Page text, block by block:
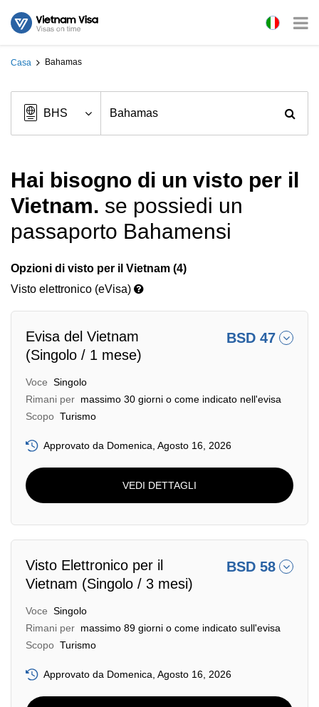
Casa Bahamas
Hai bisogno di un visto per il
Vietnam. se possiedi un
passaporto Bahamensi
Opzioni di visto per il Vietnam (4)
Visto elettronico (eVisa)
Evisa del Vietnam
(Singolo / 1 mese)
BSD 47
Voce Singolo
Rimani per massimo 30 giorni o come indicato nell'evisa
Scopo Turismo
Approvato da Domenica, Agosto 16, 2026
VEDI DETTAGLI
Visto Elettronico per il
Vietnam (Singolo / 3 mesi)
BSD 58
Voce Singolo
Rimani per massimo 89 giorni o come indicato sull'evisa
Scopo Turismo
Approvato da Domenica, Agosto 16, 2026